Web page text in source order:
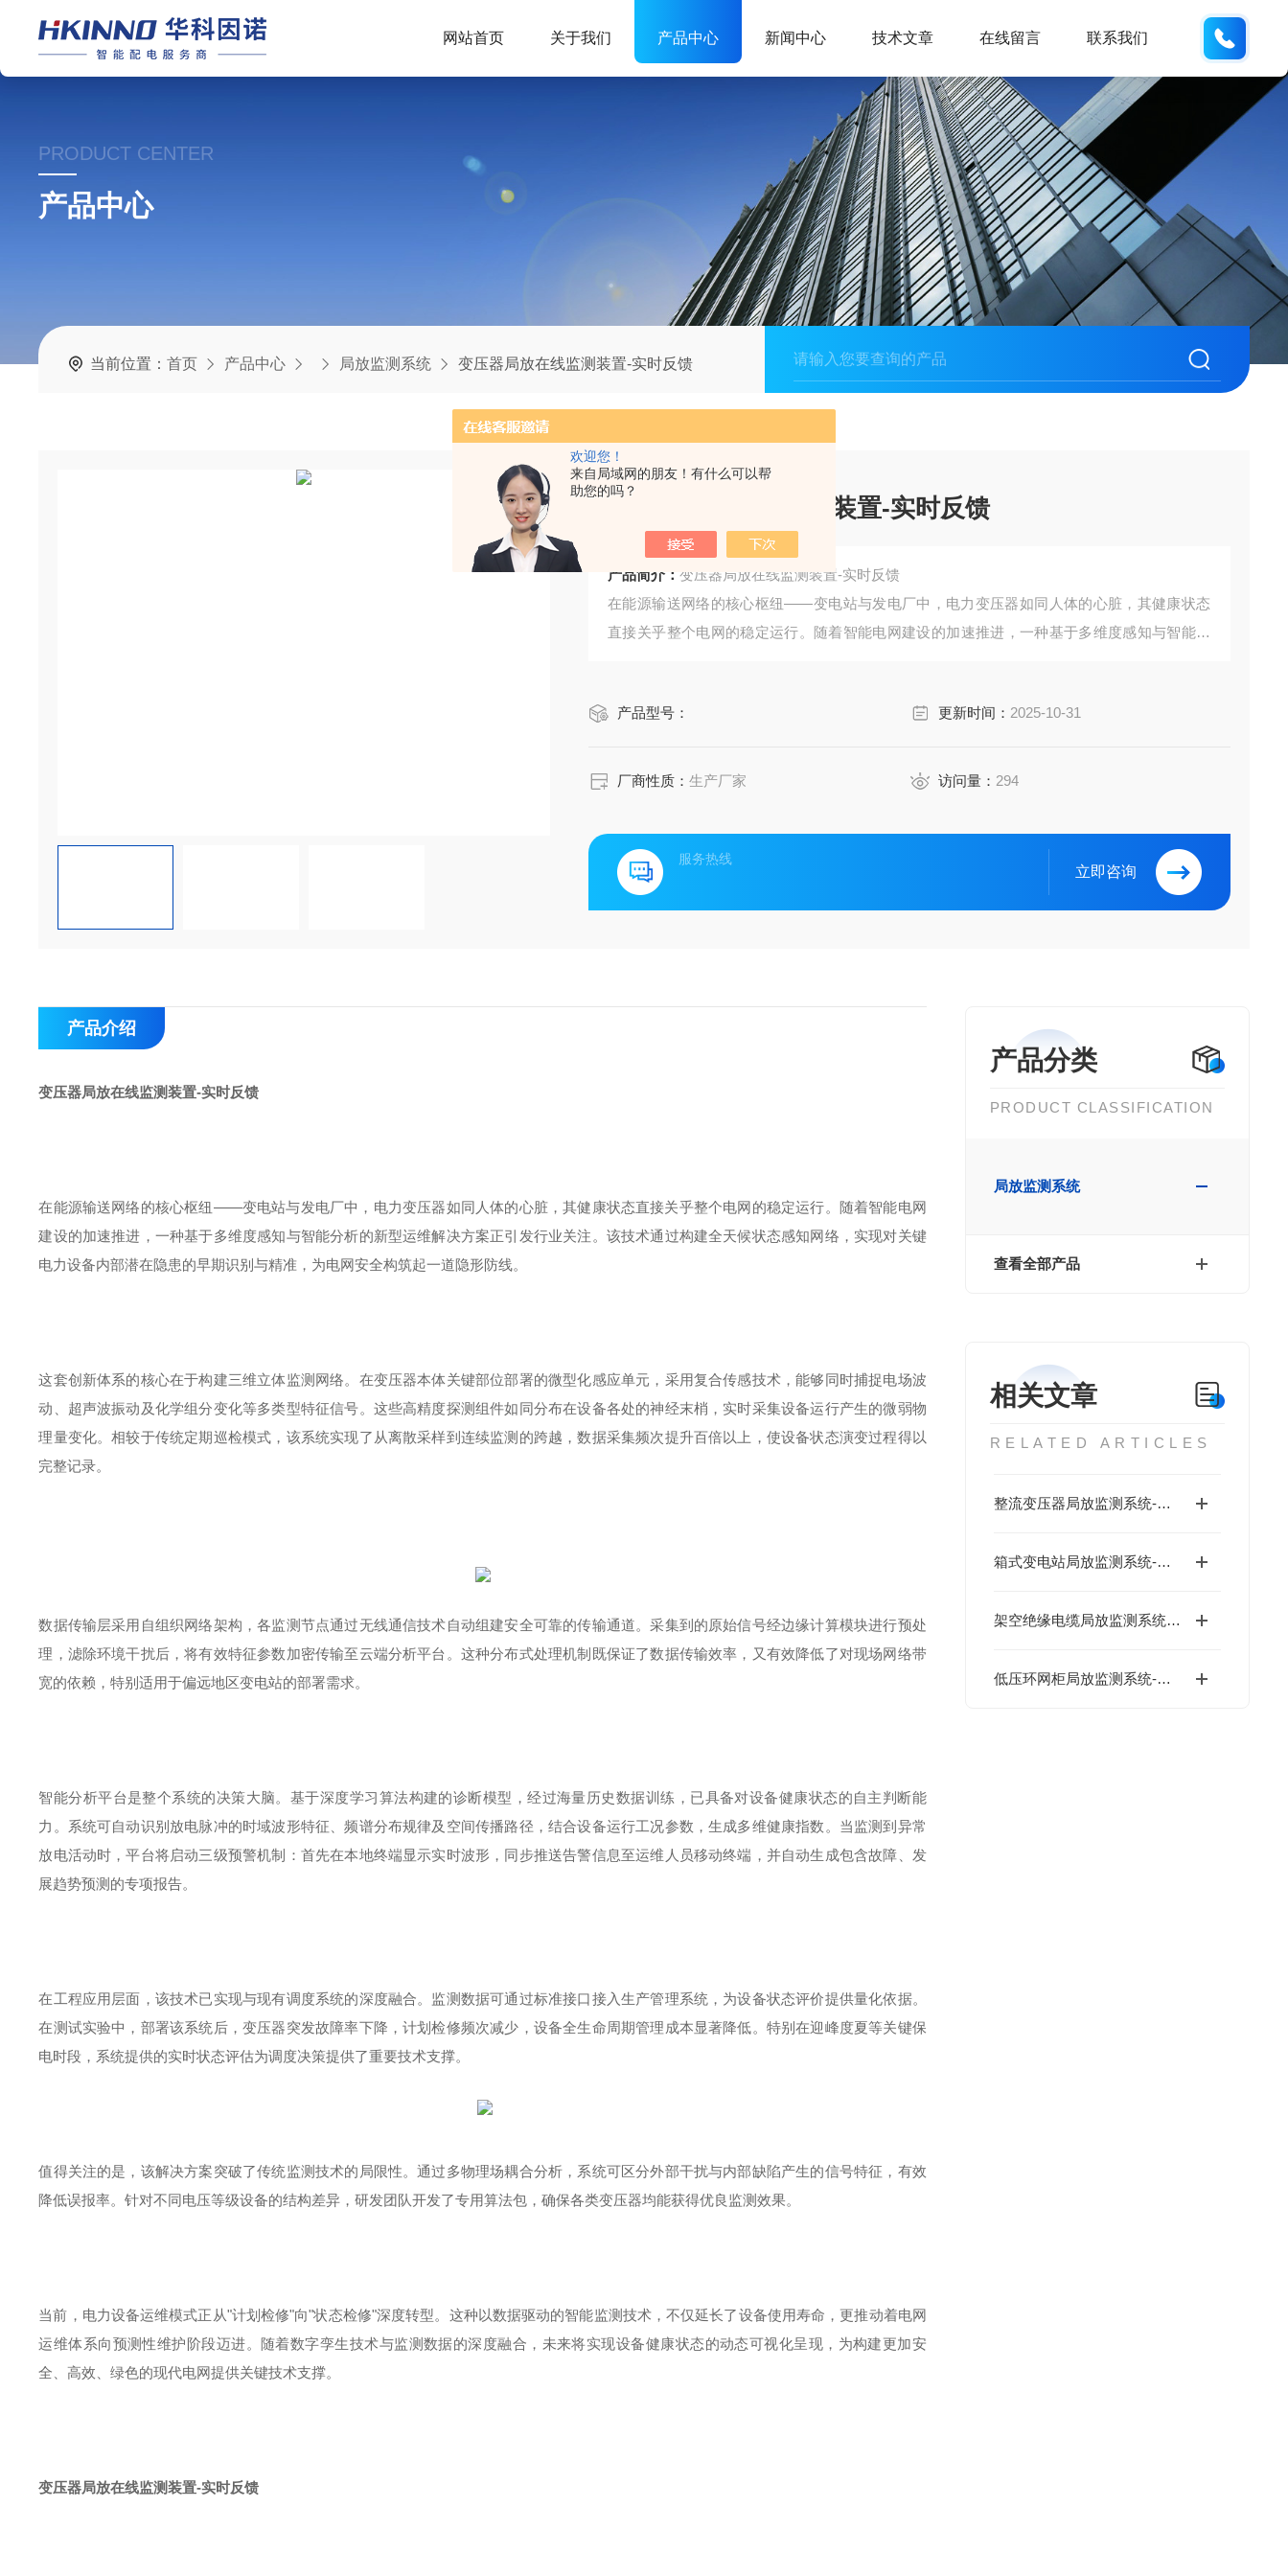
欢迎您！
来自局域网的朋友！有什么可以帮
助您的吗？
网站首页 关于我们 产品中心 新闻中心 技术文章 在线留言 联系我们
PRODUCT CENTER
产品中心
当前位置：首页 产品中心 局放监测系统 变压器局放在线监测装置-实时反馈
变压器局放在线监测装置-实时反馈
产品简介：变压器局放在线监测装置-实时反馈
在能源输送网络的核心枢纽——变电站与发电厂中，电力变压器如同人体的心脏，其健康状态
直接关乎整个电网的稳定运行。随着智能电网建设的加速推进，一种基于多维度感知与智能分
产品型号：
更新时间： 2025-10-31
厂商性质：生产厂家 访问量： 294
服务热线
立即咨询
产品分类
PRODUCT CLASSIFICATION
局放监测系统
查看全部产品
相关文章
RELATED ARTICLES
整流变压器局放监测系统-低成本
箱式变电站局放监测系统-低成本
架空绝缘电缆局放监测系统-低成本
低压环网柜局放监测系统-数字运维
产品介绍
变压器局放在线监测装置-实时反馈
在能源输送网络的核心枢纽——变电站与发电厂中，电力变压器如同人体的心脏，其健康状态直接关乎整个电网的稳定运行。随着智能电网
建设的加速推进，一种基于多维度感知与智能分析的新型运维解决方案正引发行业关注。该技术通过构建全天候状态感知网络，实现对关键
电力设备内部潜在隐患的早期识别与精准，为电网安全构筑起一道隐形防线。
这套创新体系的核心在于构建三维立体监测网络。在变压器本体关键部位部署的微型化感应单元，采用复合传感技术，能够同时捕捉电场波
动、超声波振动及化学组分变化等多类型特征信号。这些高精度探测组件如同分布在设备各处的神经末梢，实时采集设备运行产生的微弱物
理量变化。相较于传统定期巡检模式，该系统实现了从离散采样到连续监测的跨越，数据采集频次提升百倍以上，使设备状态演变过程得以
完整记录。
数据传输层采用自组织网络架构，各监测节点通过无线通信技术自动组建安全可靠的传输通道。采集到的原始信号经边缘计算模块进行预处
理，滤除环境干扰后，将有效特征参数加密传输至云端分析平台。这种分布式处理机制既保证了数据传输效率，又有效降低了对现场网络带
宽的依赖，特别适用于偏远地区变电站的部署需求。
智能分析平台是整个系统的决策大脑。基于深度学习算法构建的诊断模型，经过海量历史数据训练，已具备对设备健康状态的自主判断能
力。系统可自动识别放电脉冲的时域波形特征、频谱分布规律及空间传播路径，结合设备运行工况参数，生成多维健康指数。当监测到异常
放电活动时，平台将启动三级预警机制：首先在本地终端显示实时波形，同步推送告警信息至运维人员移动终端，并自动生成包含故障、发
展趋势预测的专项报告。
在工程应用层面，该技术已实现与现有调度系统的深度融合。监测数据可通过标准接口接入生产管理系统，为设备状态评价提供量化依据。
在测试实验中 ，部署该系统后，变压器突发故障率下降，计划检修频次减少，设备全生命周期管理成本显著降低。特别在迎峰度夏等关键保
电时段，系统提供的实时状态评估为调度决策提供了重要技术支撑。
值得关注的是，该解决方案突破了传统监测技术的局限性。通过多物理场耦合分析，系统可区分外部干扰与内部缺陷产生的信号特征，有效
降低误报率。针对不同电压等级设备的结构差异，研发团队开发了专用算法包，确保各类变压器均能获得优良监测效果。
当前，电力设备运维模式正从"计划检修"向"状态检修"深度转型。这种以数据驱动的智能监测技术，不仅延长了设备使用寿命，更推动着电网
运维体系向预测性维护阶段迈进。随着数字孪生技术与监测数据的深度融合，未来将实现设备健康状态的动态可视化呈现，为构建更加安
全、高效、绿色的现代电网提供关键技术支撑。
变压器局放在线监测装置-实时反馈